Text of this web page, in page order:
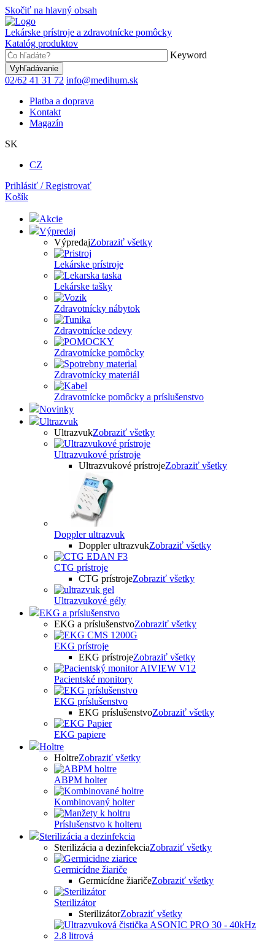
Skočiť na hlavný obsah
Lekárske prístroje a zdravotnícke pomôcky
Katalóg produktov
Keyword
02/62 41 31 72 info@medihum.sk
Platba a doprava
Kontakt
Magazín
SK
CZ
Prihlásiť / Registrovať
Košík
Akcie
Výpredaj
VýpredajZobraziť všetky
Lekárske prístroje
Lekárske tašky
Zdravotnícky nábytok
Zdravotnícke odevy
Zdravotnícke pomôcky
Zdravotnícky materiál
Zdravotnícke pomôcky a príslušenstvo
Novinky
Ultrazvuk
UltrazvukZobraziť všetky
Ultrazvukové prístroje
Ultrazvukové prístrojeZobraziť všetky
Doppler ultrazvuk
Doppler ultrazvukZobraziť všetky
CTG prístroje
CTG prístrojeZobraziť všetky
Ultrazvukové gély
EKG a príslušenstvo
EKG a príslušenstvoZobraziť všetky
EKG prístroje
EKG prístrojeZobraziť všetky
Pacientské monitory
EKG príslušenstvo
EKG príslušenstvoZobraziť všetky
EKG papiere
Holtre
HoltreZobraziť všetky
ABPM holter
Kombinovaný holter
Príslušenstvo k holteru
Sterilizácia a dezinfekcia
Sterilizácia a dezinfekciaZobraziť všetky
Germicídne žiariče
Germicídne žiaričeZobraziť všetky
Sterilizátor
SterilizátorZobraziť všetky